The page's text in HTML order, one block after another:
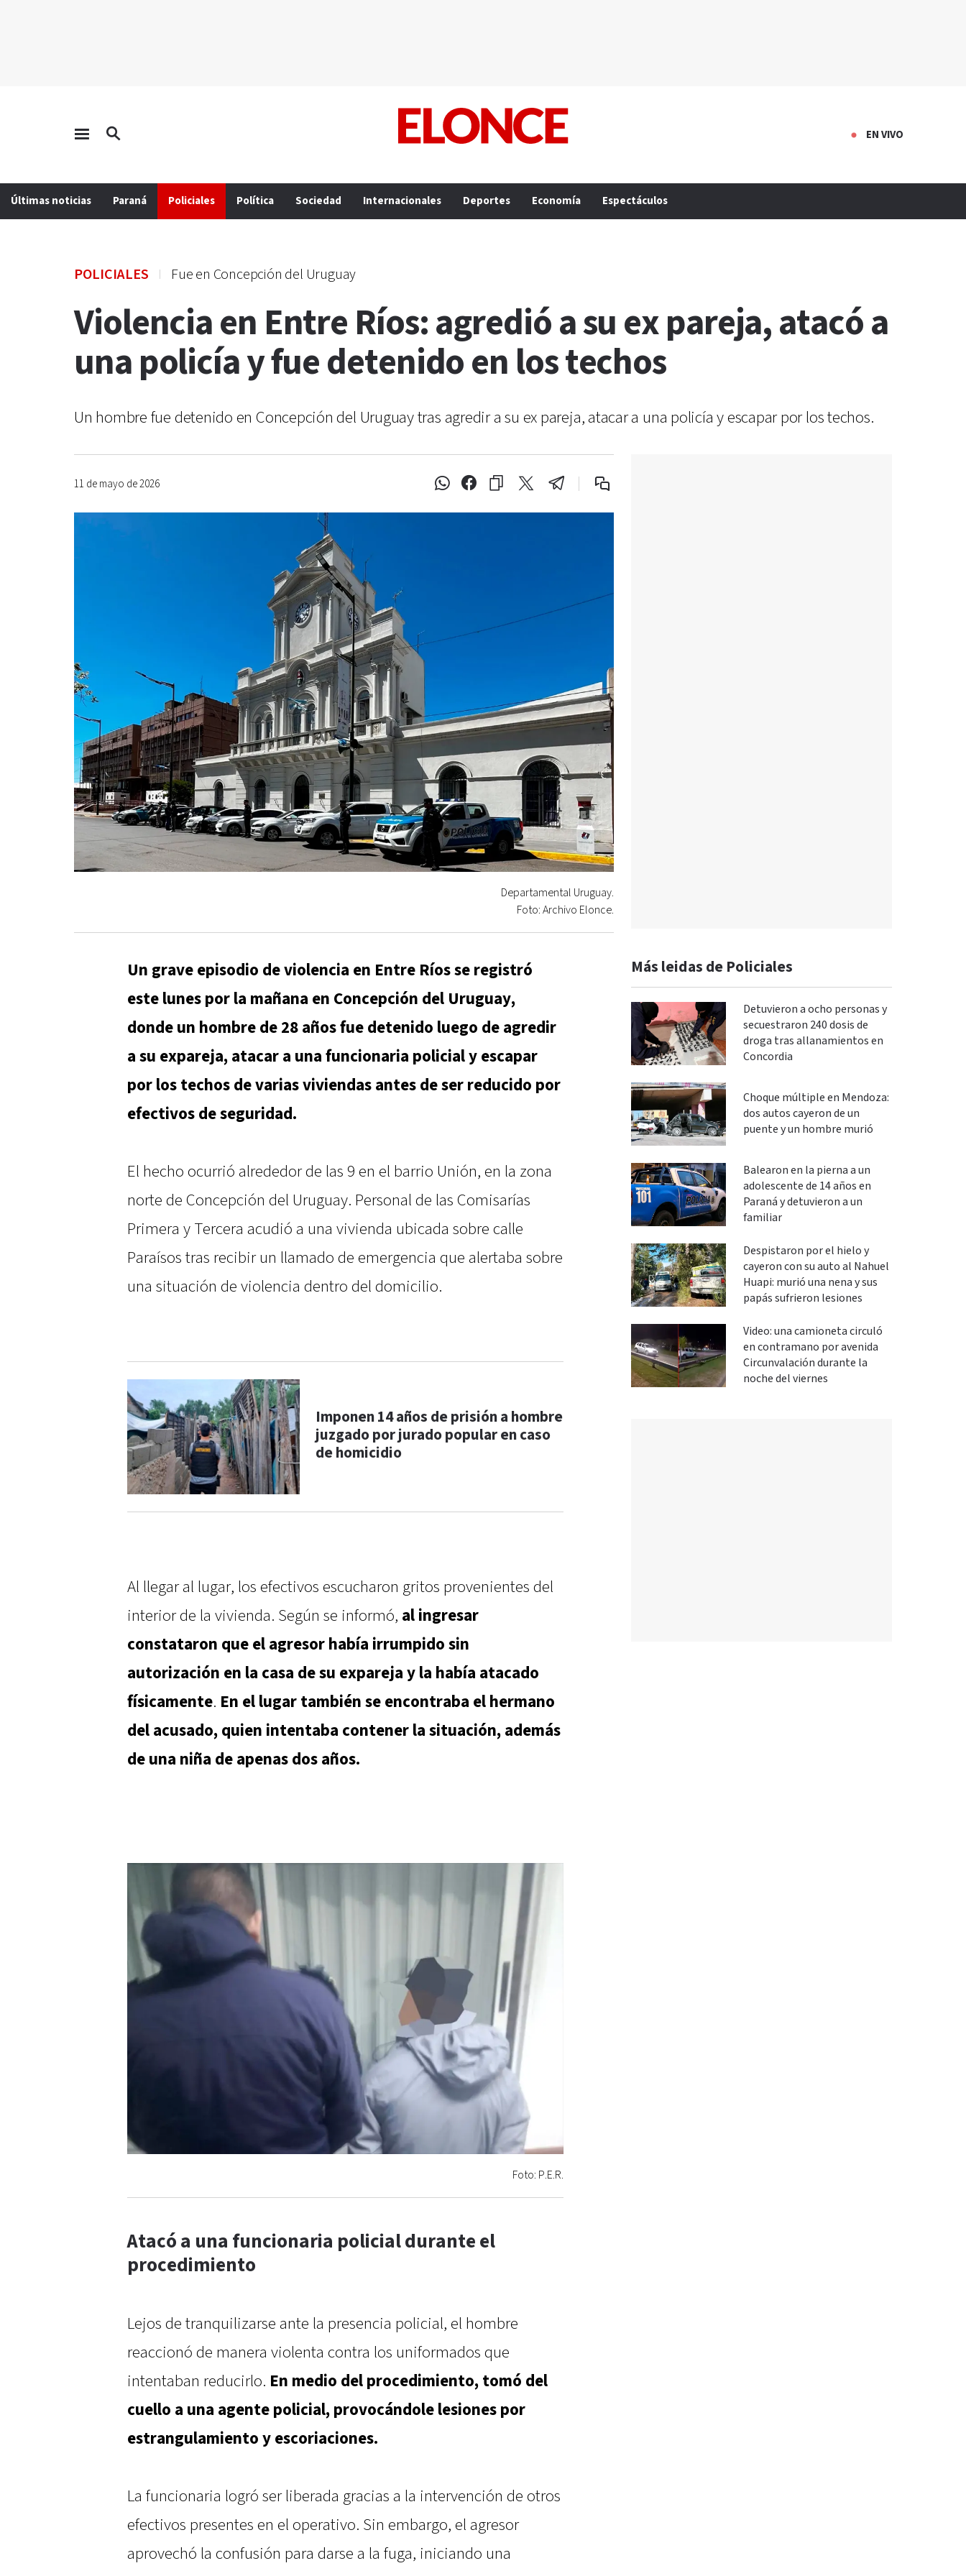
EN VIVO
Últimas noticias Paraná Policiales Política Sociedad Internacionales Deportes Economía Espectáculos
POLICIALES Fue en Concepción del Uruguay
Violencia en Entre Ríos: agredió a su ex pareja, atacó a
una policía y fue detenido en los techos
Un hombre fue detenido en Concepción del Uruguay tras agredir a su ex pareja, atacar a una policía y escapar por los techos.
11 de mayo de 2026
Departamental Uruguay.
Foto: Archivo Elonce.
Un grave episodio de violencia en Entre Ríos se registró
este lunes por la mañana en Concepción del Uruguay,
donde un hombre de 28 años fue detenido luego de agredir
a su expareja, atacar a una funcionaria policial y escapar
por los techos de varias viviendas antes de ser reducido por
efectivos de seguridad.
El hecho ocurrió alrededor de las 9 en el barrio Unión, en la zona
norte de Concepción del Uruguay. Personal de las Comisarías
Primera y Tercera acudió a una vivienda ubicada sobre calle
Paraísos tras recibir un llamado de emergencia que alertaba sobre
una situación de violencia dentro del domicilio.
Imponen 14 años de prisión a hombre
juzgado por jurado popular en caso
de homicidio
Al llegar al lugar, los efectivos escucharon gritos provenientes del
interior de la vivienda. Según se informó, al ingresar
constataron que el agresor había irrumpido sin
autorización en la casa de su expareja y la había atacado
físicamente. En el lugar también se encontraba el hermano
del acusado, quien intentaba contener la situación, además
de una niña de apenas dos años.
Foto: P.E.R.
Atacó a una funcionaria policial durante el
procedimiento
Lejos de tranquilizarse ante la presencia policial, el hombre
reaccionó de manera violenta contra los uniformados que
intentaban reducirlo. En medio del procedimiento, tomó del
cuello a una agente policial, provocándole lesiones por
estrangulamiento y escoriaciones.
La funcionaria logró ser liberada gracias a la intervención de otros
efectivos presentes en el operativo. Sin embargo, el agresor
aprovechó la confusión para darse a la fuga, iniciando una
Más leidas de Policiales
Detuvieron a ocho personas y
secuestraron 240 dosis de
droga tras allanamientos en
Concordia
Choque múltiple en Mendoza:
dos autos cayeron de un
puente y un hombre murió
Balearon en la pierna a un
adolescente de 14 años en
Paraná y detuvieron a un
familiar
Despistaron por el hielo y
cayeron con su auto al Nahuel
Huapi: murió una nena y sus
papás sufrieron lesiones
Video: una camioneta circuló
en contramano por avenida
Circunvalación durante la
noche del viernes